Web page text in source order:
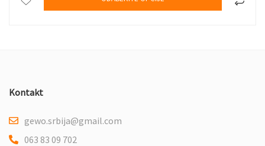
Kontakt
gewo.srbija@gmail.com
063 83 09 702